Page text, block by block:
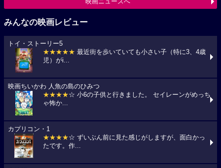
みんなの映画レビュー
トイ・ストーリー5
★★★★★ 最近街を歩いていても小さい子（特に3、4歳
児）がi...
映画ちいかわ 人魚の島のひみつ
★★★★☆ 小6の子供と行きました。 セイレーンがめっち
ゃ怖か...
カプリコン・1
★★★★☆ ずいぶん前に見た感じがしますが、面白かっ
たです。作...